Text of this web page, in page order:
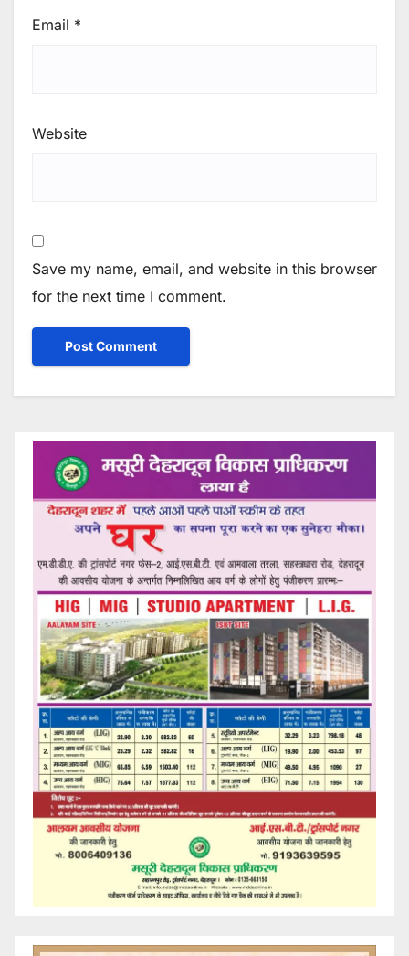
Email *
Website
Save my name, email, and website in this browser
for the next time I comment.